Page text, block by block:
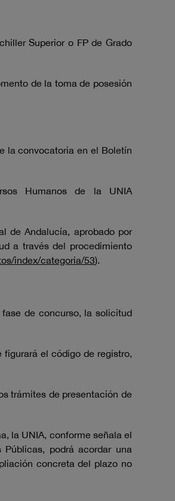
Superior o FP de Grado
de la toma de posesión
la convocatoria en el Boletín
Humanos de la UNIA
de Andalucía, aprobado por
a través del procedimiento
index/categoria/53).
de concurso, la solicitud
figurará el código de registro,
trámites de presentación de
la UNIA, conforme señala el
podrá acordar una
concreta del plazo no